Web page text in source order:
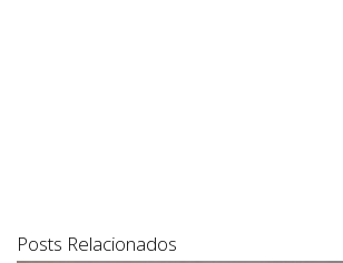
Posts Relacionados